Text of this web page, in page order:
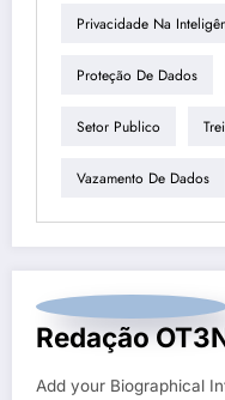
Privacidade Na
Proteção De Dados
Setor Publico
Vazamento De Dados
Redação
Add your Biographical